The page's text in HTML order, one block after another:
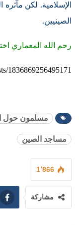
الإسلامية. لكن
الصينيين.
رحم الله المعماري
1836869256495171
مسلمون حول
مساجد الصين
1٬866
مشاركة